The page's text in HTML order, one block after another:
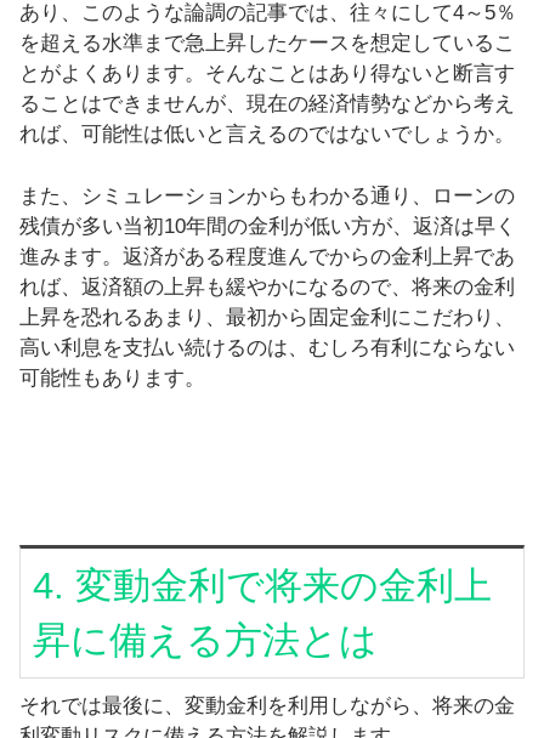
あり、このような論調の記事では、往々にして4～5％
を超える水準まで急上昇したケースを想定しているこ
とがよくあります。そんなことはあり得ないと断言す
ることはできませんが、現在の経済情勢などから考え
れば、可能性は低いと言えるのではないでしょうか。
また、シミュレーションからもわかる通り、ローンの
残債が多い当初10年間の金利が低い方が、返済は早く
進みます。返済がある程度進んでからの金利上昇であ
れば、返済額の上昇も緩やかになるので、将来の金利
上昇を恐れるあまり、最初から固定金利にこだわり、
高い利息を支払い続けるのは、むしろ有利にならない
可能性もあります。
4. 変動金利で将来の金利上
昇に備える方法とは
それでは最後に、変動金利を利用しながら、将来の金